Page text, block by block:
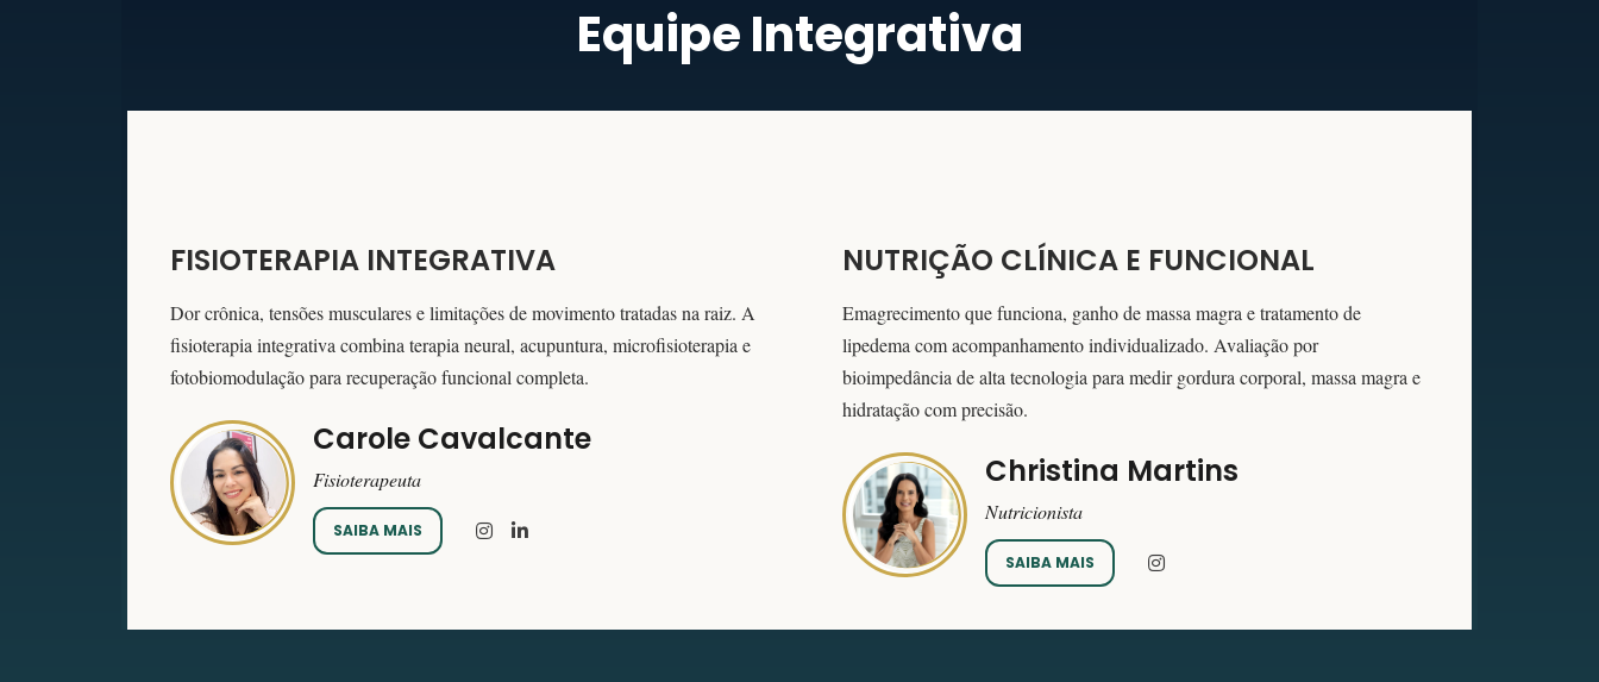
Equipe Integrativa
FISIOTERAPIA INTEGRATIVA
Dor crônica, tensões musculares e limitações de movimento tratadas na raiz. A
fisioterapia integrativa combina terapia neural, acupuntura, microfisioterapia e
fotobiomodulação para recuperação funcional completa.
Carole Cavalcante
Fisioterapeuta
SAIBA MAIS
NUTRIÇÃO CLÍNICA E FUNCIONAL
Emagrecimento que funciona, ganho de massa magra e tratamento de
lipedema com acompanhamento individualizado. Avaliação por
bioimpedância de alta tecnologia para medir gordura corporal, massa magra e
hidratação com precisão.
Christina Martins
Nutricionista
SAIBA MAIS